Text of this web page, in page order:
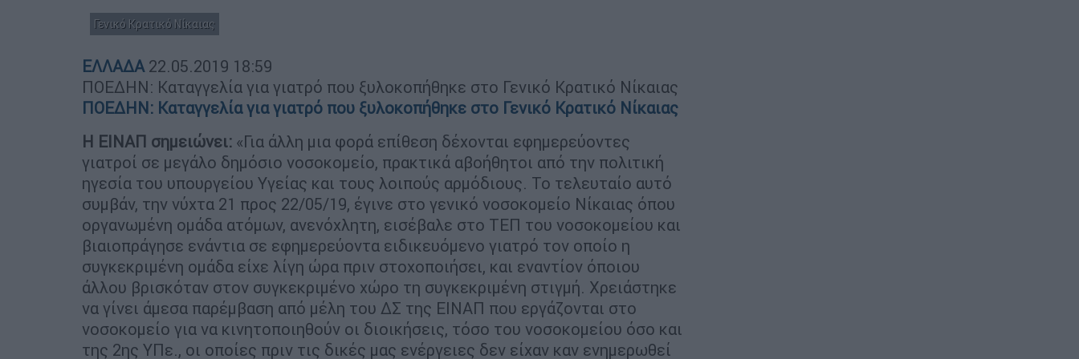
Γενικό Κρατικό Νίκαιας
ΕΛΛΑΔΑ 22.05.2019 18:59
ΠΟΕΔΗΝ: Καταγγελία για γιατρό που ξυλοκοπήθηκε στο Γενικό Κρατικό Νίκαιας
ΠΟΕΔΗΝ: Καταγγελία για γιατρό που ξυλοκοπήθηκε στο Γενικό Κρατικό Νίκαιας
Η ΕΙΝΑΠ σημειώνει: «Για άλλη μια φορά επίθεση δέχονται εφημερεύοντες
γιατροί σε μεγάλο δημόσιο νοσοκομείο, πρακτικά αβοήθητοι από την πολιτική
ηγεσία του υπουργείου Υγείας και τους λοιπούς αρμόδιους. Το τελευταίο αυτό
συμβάν, την νύχτα 21 προς 22/05/19, έγινε στο γενικό νοσοκομείο Νίκαιας όπου
οργανωμένη ομάδα ατόμων, ανενόχλητη, εισέβαλε στο ΤΕΠ του νοσοκομείου και
βιαιοπράγησε ενάντια σε εφημερεύοντα ειδικευόμενο γιατρό τον οποίο η
συγκεκριμένη ομάδα είχε λίγη ώρα πριν στοχοποιήσει, και εναντίον όποιου
άλλου βρισκόταν στον συγκεκριμένο χώρο τη συγκεκριμένη στιγμή. Χρειάστηκε
να γίνει άμεσα παρέμβαση από μέλη του ΔΣ της ΕΙΝΑΠ που εργάζονται στο
νοσοκομείο για να κινητοποιηθούν οι διοικήσεις, τόσο του νοσοκομείου όσο και
της 2ης ΥΠε., οι οποίες πριν τις δικές μας ενέργειες δεν είχαν καν ενημερωθεί